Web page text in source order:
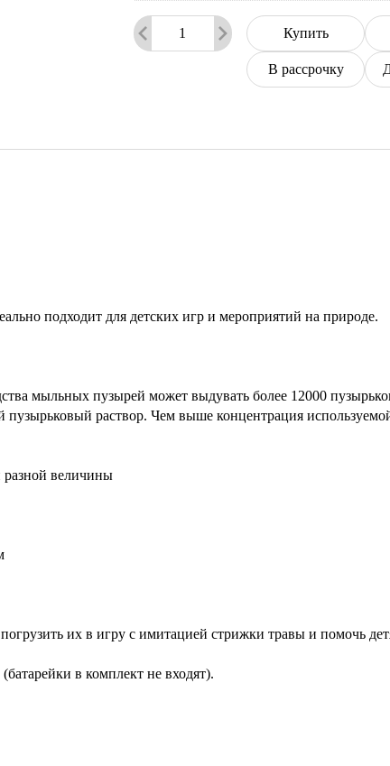
Купить
В рассрочку
подходит для детских игр и мероприятий на природе.
мыльных пузырей может выдувать более 12000
раствор. Чем выше концентрация
разной величины
их в игру с имитацией стрижки травы и помочь
в комплект не входят).